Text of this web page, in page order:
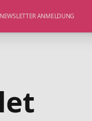
NEWSLETTER ANMELDUNG